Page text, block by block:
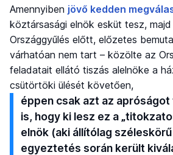
Amennyiben jövő kedden
köztársasági elnök esküt tesz,
Országgyűlés előtt, előzetes
várhatóan nem tart – közölte az
feladatait ellátó tiszás alelnöke a
csütörtöki ülését követően,
éppen csak azt az
is, hogy ki lesz ez a
elnök (aki állítólag
egyeztetés során került